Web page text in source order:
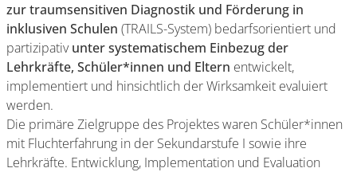
zur traumsensitiven Diagnostik und Förderung in
inklusiven Schulen (TRAILS-System) bedarfsorientiert und
partizipativunter systematischem Einbezug der
Lehrkräfte, Schüler*innen und Eltern entwickelt,
implementiert und hinsichtlich der Wirksamkeit evaluiert
werden.
Die primäre Zielgruppe des Projektes waren Schüler*innen
mit Fluchterfahrung in der Sekundarstufe I sowie ihre
Lehrkräfte. Entwicklung, Implementation und Evaluation